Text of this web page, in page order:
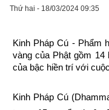
Thứ hai - 18/03/2024 09:35
Kinh Pháp Cú - Phẩm
vàng của Phật gồm
của bậc hiền trí với
Kinh Pháp Cú